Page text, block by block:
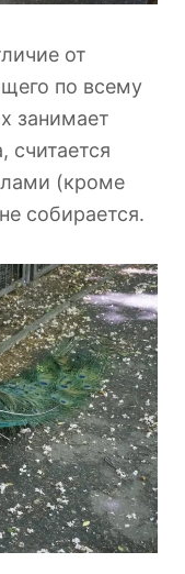
от
по всему
занимает
считается
(кроме
собирается.